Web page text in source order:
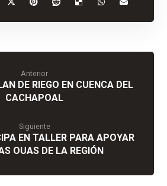
Anterior
DE RIEGO EN CUENCA DEL
CACHAPOAL
Siguiente
EN TALLER PARA APOYAR
OUAS DE LA REGIÓN